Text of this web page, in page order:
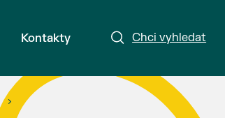
Chci vyhledat
Kontakty